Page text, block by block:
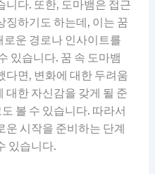
니다. 또한, 도마뱀은 접근
징하기도 하는데, 이는 꿈
운 경로나 인사이트를
있습니다. 꿈 속 도마뱀
다면, 변화에 대한 두려움
대한 자신감을 갖게 될 준
볼 수 있습니다. 따라서
운 시작을 준비하는 단계
있습니다.